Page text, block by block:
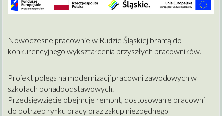
Nowoczesne pracownie w Rudzie Śląskiej bramą do
konkurencyjnego wykształcenia przyszłych pracowników.
Projekt polega na modernizacji pracowni zawodowych w
szkołach ponadpodstawowych.
Przedsięwzięcie obejmuje remont, dostosowanie pracowni
do potrzeb rynku pracy oraz zakup niezbędnego